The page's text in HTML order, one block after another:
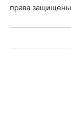
права защищены